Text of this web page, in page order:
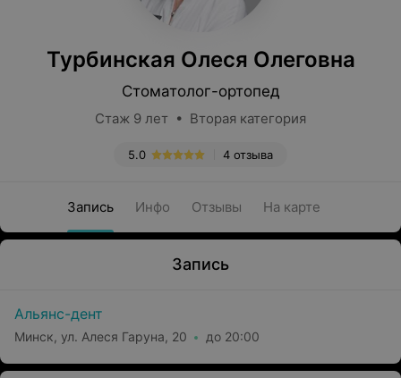
Турбинская Олеся Олеговна
Стоматолог-ортопед
Стаж 9 лет • Вторая категория
4 отзыва
5.0
Запись Инфо Отзывы На карте
Запись
Альянс-дент
Минск, ул. Алеся Гаруна, 20 до 20:00